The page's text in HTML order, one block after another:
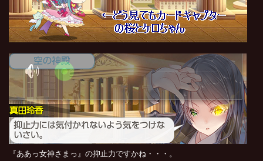
『ああっ女神さまっ』の抑止力ですかね・・・。